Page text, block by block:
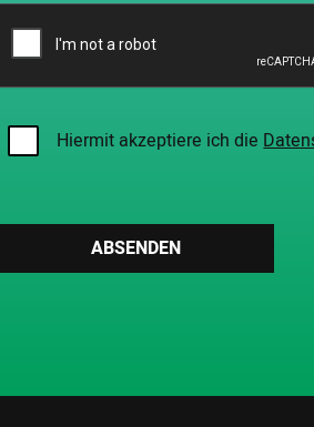
Hiermit akzeptiere ich die